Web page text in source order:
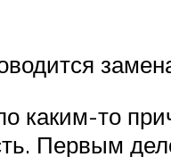
каким-то
Первым